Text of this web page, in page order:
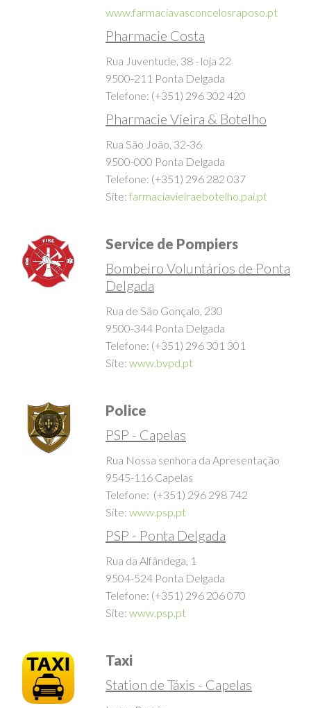
Site:
www.farmaciavasconcelosraposo.pt
Pharmacie Costa
Rua Juventude, 38 - loja 22
9500-211 Ponta Delgada
Telefone: (+351) 296 302 420
Pharmacie Vieira & Botelho
Rua São João, 32-36
9500-000 Ponta Delgada
Telefone: (+351) 296 282 037
Service de Pompiers
Bombeiro Voluntários de Ponta
Delgada
Rua de São Gonçalo, 230
9500-344 Ponta Delgada
Telefone: (+351) 296 301 301
Police
PSP - Capelas
Rua Nossa senhora da Apresentação
9545-116 Capelas
Telefone: (+351) 296 298 742
Site: www.psp.pt
PSP - Ponta Delgada
Rua da Alfândega, 1
9504-524 Ponta Delgada
Telefone: (+351) 296 206 070
Taxi
Station de Táxis - Capelas